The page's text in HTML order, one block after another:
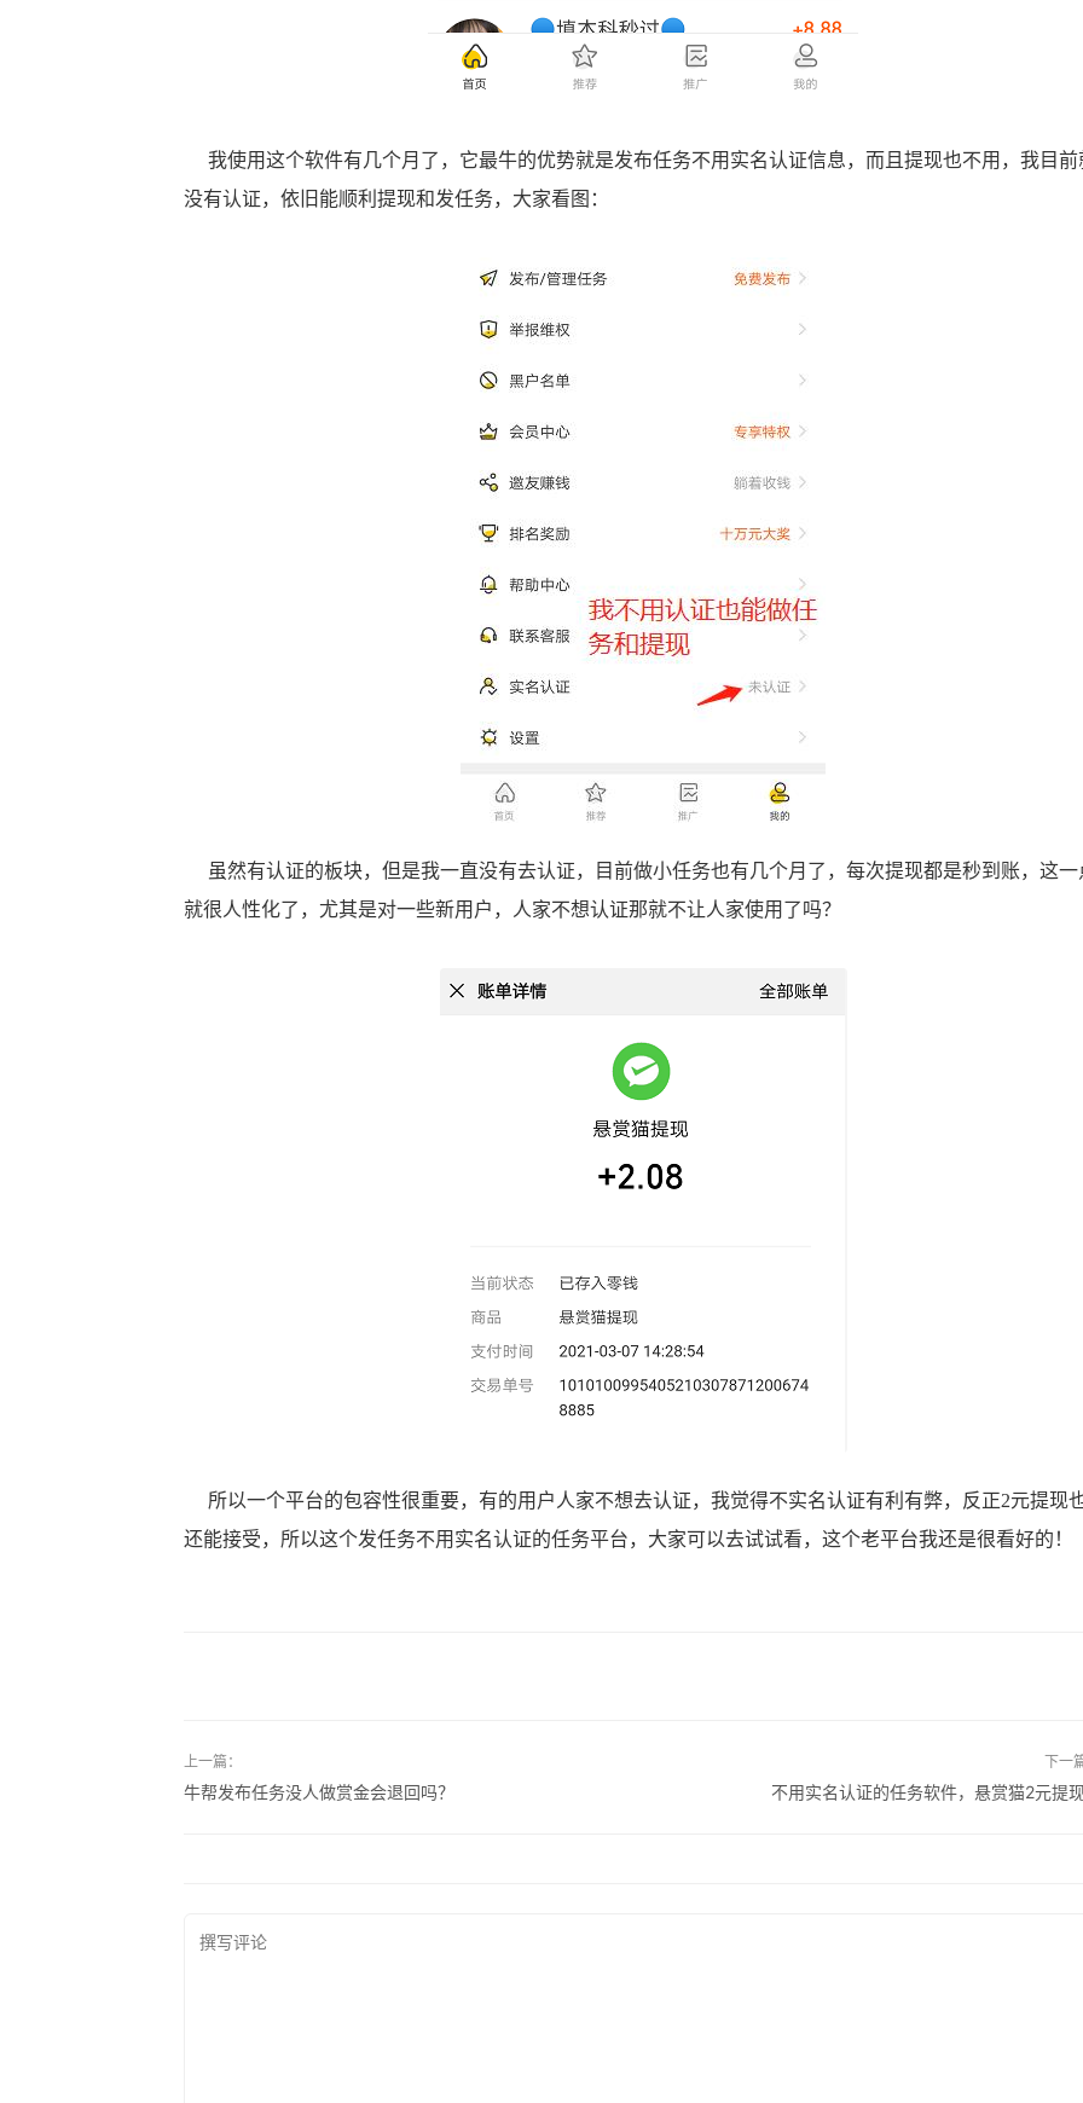
我使用这个软件有几个月了，它最牛的优势就是发布任务不用实名认证信息，而且提现也不用，我目前
没有认证，依旧能顺利提现和发任务，大家看图：
虽然有认证的板块，但是我一直没有去认证，目前做小任务也有几个月了，每次提现都是秒到账，这一
就很人性化了，尤其是对一些新用户，人家不想认证那就不让人家使用了吗？
所以一个平台的包容性很重要，有的用户人家不想去认证，我觉得不实名认证有利有弊，反正2元提现
还能接受，所以这个发任务不用实名认证的任务平台，大家可以去试试看，这个老平台我还是很看好的！
上一篇：
牛帮发布任务没人做赏金会退回吗？
下一
不用实名认证的任务软件，悬赏猫2元提